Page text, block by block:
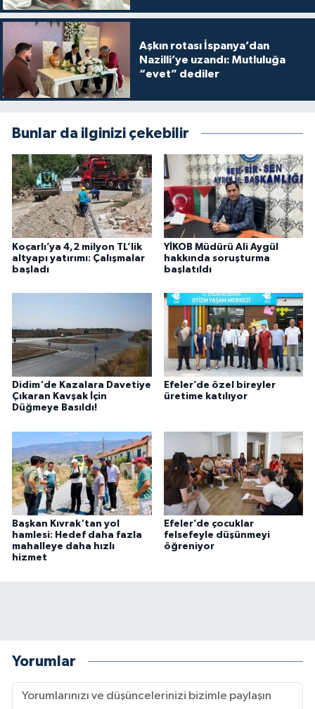
Aşkın rotası İspanya’dan
Nazilli’ye uzandı: Mutluluğa
“evet” dediler
Bunlar da ilginizi çekebilir
Koçarlı’ya 4,2 milyon TL’lik
altyapı yatırımı: Çalışmalar
başladı
YİKOB Müdürü Ali Aygül
hakkında soruşturma
başlatıldı
Didim'de Kazalara Davetiye
Çıkaran Kavşak İçin
Düğmeye Basıldı!
Efeler’de özel bireyler
üretime katılıyor
Başkan Kıvrak'tan yol
hamlesi: Hedef daha fazla
mahalleye daha hızlı
hizmet
Efeler’de çocuklar
felsefeyle düşünmeyi
öğreniyor
Yorumlar